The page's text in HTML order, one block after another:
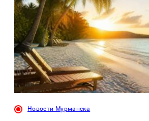
Новости Мурманска